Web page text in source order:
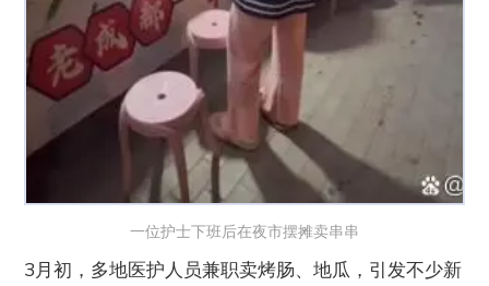
一位护士下班后在夜市摆摊卖串串
3月初，多地医护人员兼职卖烤肠、地瓜，引发不少新